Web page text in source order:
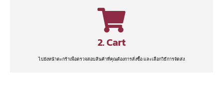
2. Cart
ไปยังหน้าตะกร้าเพื่อตรวจสอบสินค้าที่คุณต้องการสั่งซื้อ และเลือกวิธีการจัดส่ง